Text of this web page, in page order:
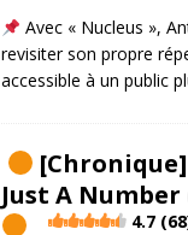
Avec « Nucleus »,
revisiter son propre
accessible à un public
[Chronique]
Just A Number
4.7